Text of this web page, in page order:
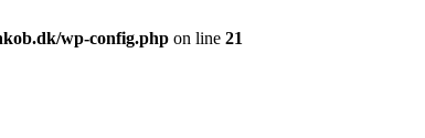
wp-config.php on line 21